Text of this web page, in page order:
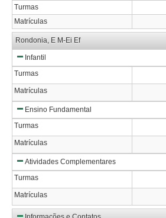
Turmas
Matrículas
Rondonia, E M-Ei Ef
Infantil
Turmas
Matrículas
Ensino Fundamental
Turmas
Matrículas
Atividades Complementares
Turmas
Matrículas